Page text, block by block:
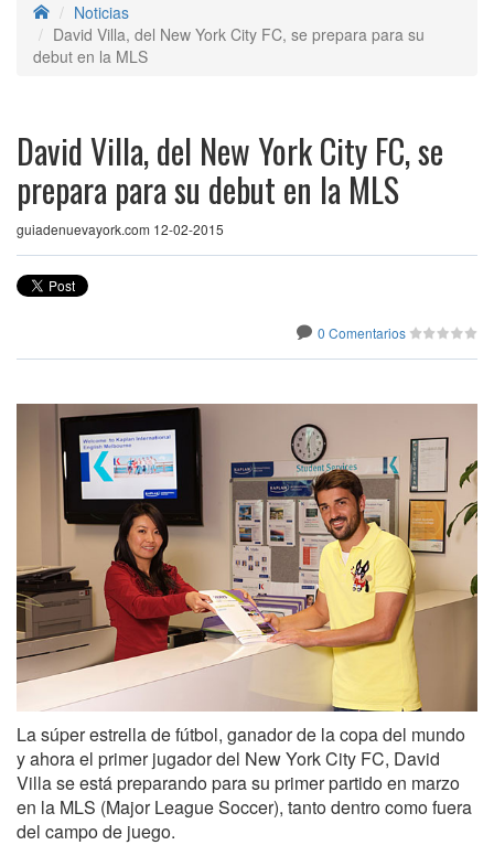
Noticias
David Villa, del New York City FC, se prepara para su
debut en la MLS
David Villa, del New York City FC, se
prepara para su debut en la MLS
guiadenuevayork.com 12-02-2015
0 Comentarios
La súper estrella de fútbol, ganador de la copa del mundo
y ahora el primer jugador del New York City FC, David
Villa se está preparando para su primer partido en marzo
en la MLS (Major League Soccer), tanto dentro como fuera
del campo de juego.